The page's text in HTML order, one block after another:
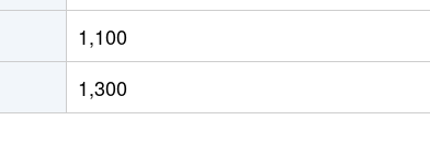
徒歩23分
徒歩11分
1,100
1,300